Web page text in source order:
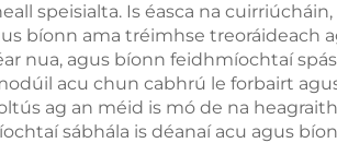
speisialta. Is éasca na
bíonn ama tréimhse treoráideach
nua, agus bíonn feidhmíochtaí
acu chun cabhrú le forbairt
ag an méid is mó de na
sábhála is déanaí acu agus